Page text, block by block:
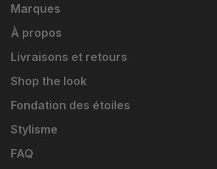
Marques
À propos
Livraisons et retours
Shop the look
Fondation des étoiles
Stylisme
FAQ